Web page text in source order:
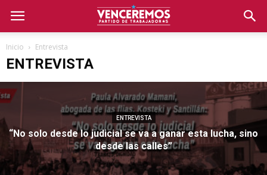
Inicio Entrevista
ENTREVISTA
ENTREVISTA
“No solo desde lo judicial se va a ganar esta lucha, sino
desde las calles”